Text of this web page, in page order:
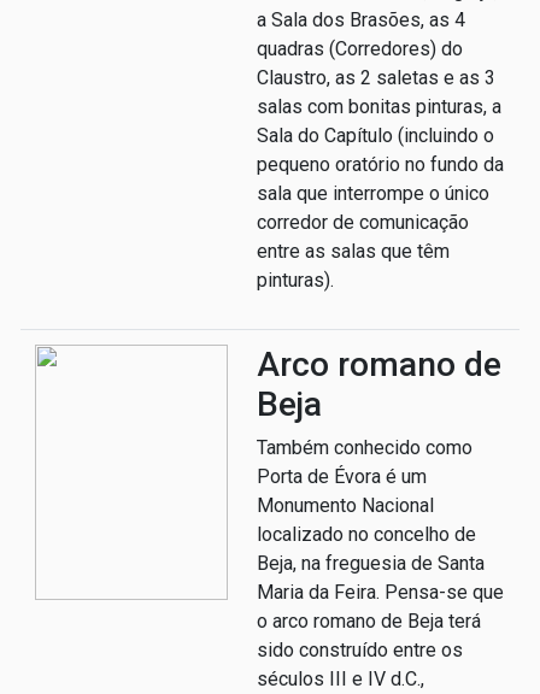
a Sala dos Brasões, as 4
quadras (Corredores) do
Claustro, as 2 saletas e as 3
salas com bonitas pinturas, a
Sala do Capítulo (incluindo o
pequeno oratório no fundo da
sala que interrompe o único
corredor de comunicação
entre as salas que têm
pinturas).
Arco romano de
Beja
Também conhecido como
Porta de Évora é um
Monumento Nacional
localizado no concelho de
Beja, na freguesia de Santa
Maria da Feira. Pensa-se que
o arco romano de Beja terá
sido construído entre os
séculos III e IV d.C.,